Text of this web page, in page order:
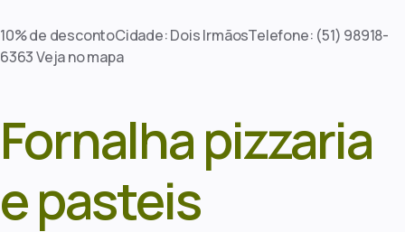
10% de descontoCidade: Dois IrmãosTelefone: (51) 98918-
6363 Veja no mapa
Fornalha pizzaria
e pasteis